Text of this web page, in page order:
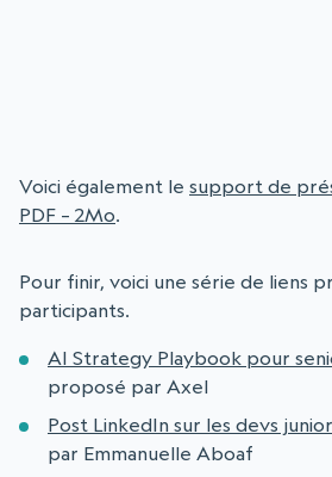
Voici également le support de
PDF – 2Mo.
Pour finir, voici une série de liens
participants.
AI Strategy Playbook pour
proposé par Axel
Post LinkedIn sur les devs
par Emmanuelle Aboaf